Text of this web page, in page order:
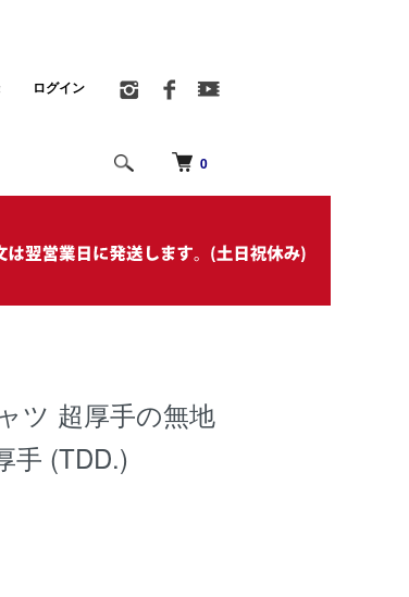
0
ログイン
ツ 超厚手の無地
手 (TDD.)